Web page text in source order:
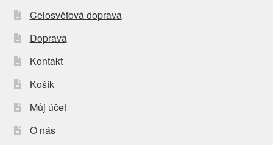
Celosvětová doprava
Doprava
Kontakt
Košík
Můj účet
O nás